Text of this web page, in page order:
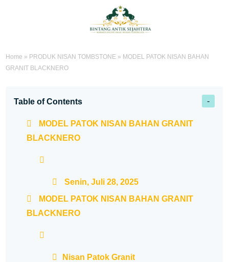
Home » PRODUK NISAN TOMBSTONE » MODEL PATOK NISAN BAHAN
GRANIT BLACKNERO
Table of Contents
MODEL PATOK NISAN BAHAN GRANIT
BLACKNERO
Senin, Juli 28, 2025
MODEL PATOK NISAN BAHAN GRANIT
BLACKNERO
Nisan Patok Granit